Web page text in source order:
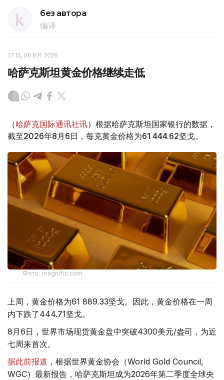
без автора
编译
17:15, 06 8月 2026
哈萨克斯坦黄金价格继续走低
（哈萨克国际通讯社讯）根据哈萨克斯坦国家银行的数据，
截至2026年8月6日，每克黄金价格为61 444.62坚戈。
Фото: magnific.com
上周，黄金价格为61 889.33坚戈。因此，黄金价格在一周
内下跌了444.71坚戈。
8月6日，世界市场现货黄金盘中突破4300美元/盎司，为近
七周来首次。
据此前报道 ，根据世界黄金协会（World Gold Council,
WGC）最新报告，哈萨克斯坦成为2026年第二季度全球央